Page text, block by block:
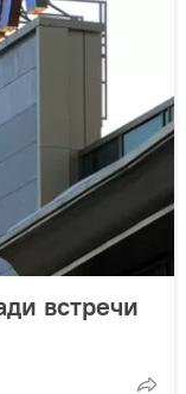
встречи